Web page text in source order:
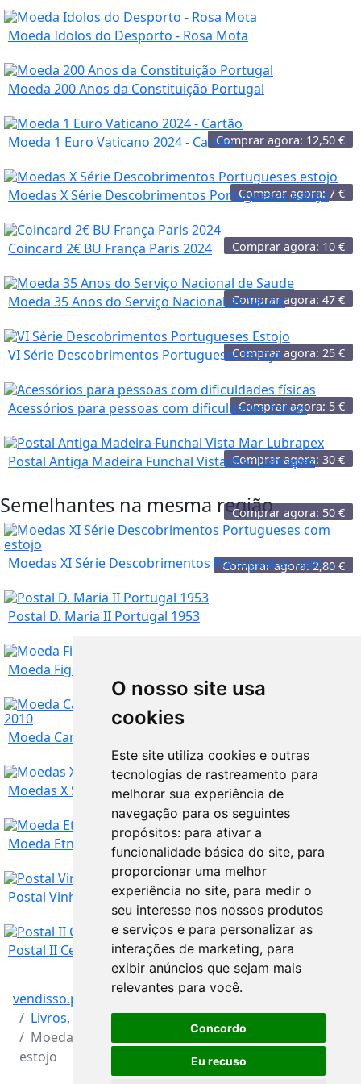
O nosso site usa
cookies
Este site utiliza cookies e outras
tecnologias de rastreamento para
melhorar sua experiência de
navegação para os seguintes
propósitos: para ativar a
funcionalidade básica do site, para
proporcionar uma melhor
experiência no site, para medir o
seu interesse nos nossos produtos
e serviços e para personalizar as
interações de marketing, para
exibir anúncios que sejam mais
relevantes para você.
Concordo
Eu recuso
Moeda Idolos do Desporto - Rosa Mota
Comprar agora: 12,50 €
Moeda 200 Anos da Constituição Portugal
Comprar agora:7 €
Moeda 1 Euro Vaticano 2024 - Cartão
Comprar agora: 10 €
Moedas X Série Descobrimentos Portugueses estojo
Comprar agora: 47 €
Coincard 2€ BU França Paris 2024
Comprar agora: 25 €
Moeda 35 Anos do Serviço Nacional de Saude
Comprar agora: 5 €
VI Série Descobrimentos Portugueses Estojo
Comprar agora: 30 €
Acessórios para pessoas com dificuldades físicas
Comprar agora: 50 €
Postal Antiga Madeira Funchal Vista Mar Lubrapex
Comprar agora:2,80 €
Semelhantes na mesma região
Moedas XI Série Descobrimentos Portugueses com ...
Postal D. Maria II Portugal 1953
Setúbal
Moeda Figurado de Barcelos
Setúbal Comprar agora:4,50
Moeda Campeonato Mundial de Futebol - África do...
Setúbal Comprar agora:
Moedas X Série Descobrimentos Portugueses estojo
Setúbal Comprar agora:
Moeda Etnografia Espigueiros Noroeste Português
Setúbal Comprar agora:
Postal Vinho do Porto com Selo
Setúbal
Postal II Centenário Nascimento Bocage
Setúbal
vendisso.pt
Resultados
Livros, Música, Filmes e Lazer
Moedas IV Série Descobrimentos Portugueses
estojo